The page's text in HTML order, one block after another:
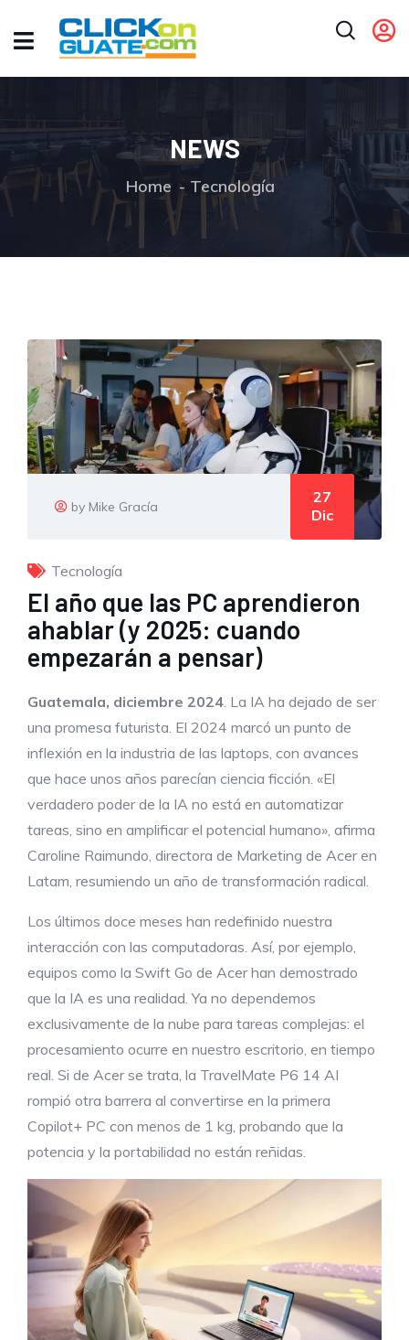
NEWS
Home Tecnología
by Mike Gracía
27
Dic
Tecnología
El año que las PC aprendieron
ahablar (y 2025: cuando
empezarán a pensar)
Guatemala, diciembre 2024 . La IA ha dejado de ser
una promesa futurista. El 2024 marcó un punto de
inflexión en la industria de las laptops, con avances
que hace unos años parecían ciencia ficción. «El
verdadero poder de la IA no está en automatizar
tareas, sino en amplificar el potencial humano», afirma
Caroline Raimundo, directora de Marketing de Acer en
Latam, resumiendo un año de transformación radical.
Los últimos doce meses han redefinido nuestra
interacción con las computadoras. Así, por ejemplo,
equipos como la Swift Go de Acer han demostrado
que la IA es una realidad. Ya no dependemos
exclusivamente de la nube para tareas complejas: el
procesamiento ocurre en nuestro escritorio, en tiempo
real. Si de Acer se trata, la TravelMate P6 14 AI
rompió otra barrera al convertirse en la primera
Copilot+ PC con menos de 1 kg, probando que la
potencia y la portabilidad no están reñidas.